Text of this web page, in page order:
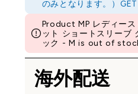
のみとなります。）GET
Product MP レディース
ット ショートスリーブ
ック - M is out of
海外配送